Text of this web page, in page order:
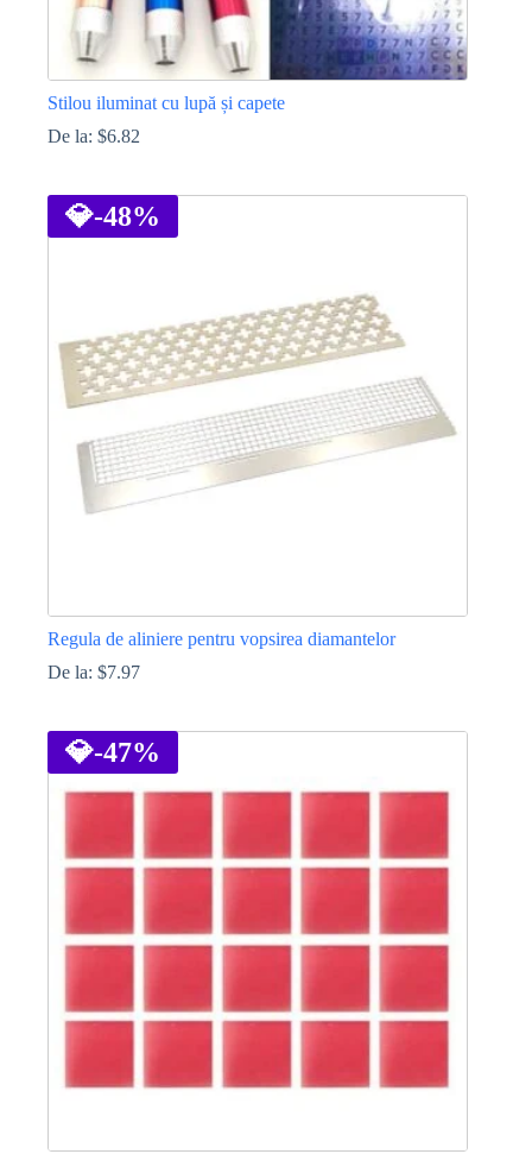
Stilou iluminat cu lupă și capete
De la: $6.82
produs
are
mai
alese
pagina
💎-48%
Regula de aliniere pentru vopsirea diamantelor
De la: $7.97
are
mai
multe
pot
pagina
💎-47%